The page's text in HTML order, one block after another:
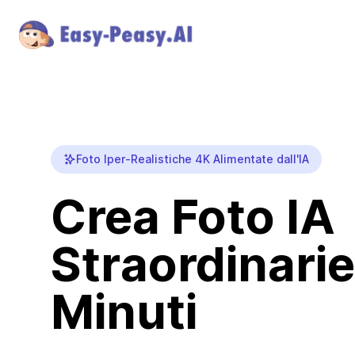
Foto Iper-Realistiche 4K Alimentate dall'IA
Crea Foto IA
Minuti